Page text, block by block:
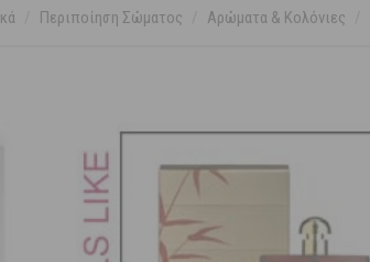
Περιποίηση Σώματος Αρώματα & Κολόνιες